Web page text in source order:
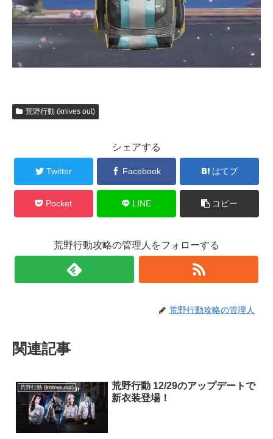
荒野行動 (knives out)
シェアする
Twitter Facebook はてブ
Pocket LINE コピー
荒野行動攻略の管理人をフォローする
荒野行動攻略の管理人
関連記事
荒野行動 (knives out)
荒野行動 12/29のアップデートで
新衣装登場！